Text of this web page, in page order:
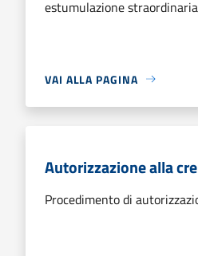
estumulazione
VAI ALLA PAGINA
Autorizzazione alla
Procedimento di